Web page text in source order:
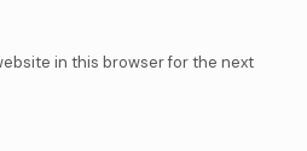
in this browser for the next